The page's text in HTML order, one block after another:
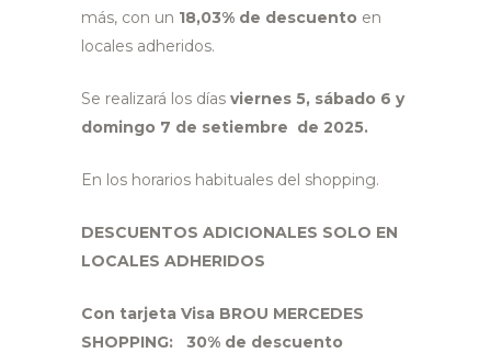
más, con un 18,03% de descuento en
locales adheridos.
Se realizará los días viernes 5, sábado 6 y
domingo 7 de setiembre de 2025.
En los horarios habituales del shopping.
DESCUENTOS ADICIONALES SOLO EN
LOCALES ADHERIDOS
Con tarjeta Visa BROU MERCEDES
SHOPPING: 30% de descuento